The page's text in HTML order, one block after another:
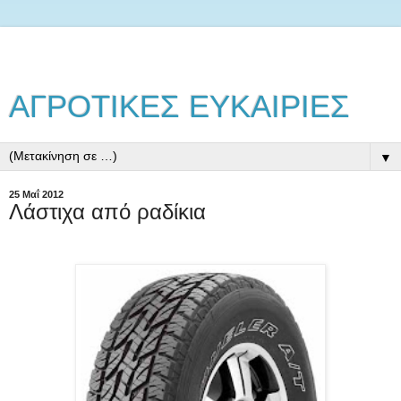
ΑΓΡΟΤΙΚΕΣ ΕΥΚΑΙΡΙΕΣ
▼
25 Μαΐ 2012
Λάστιχα από ραδίκια